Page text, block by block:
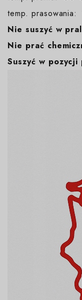
temp. prasowania:
Nie suszyć w
Nie prać
Suszyć w